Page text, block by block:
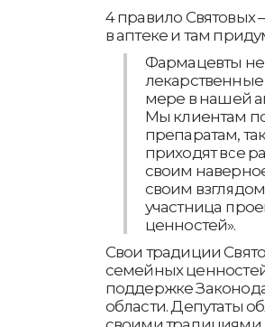
4 правило Святовых
в аптеке и там
Фармацевты не
мере в нашей
Мы клиентам
препаратам,
приходят все
своим
своим
участница
ценностей».
Свои традиции
семейных
поддержке
области. Депутаты